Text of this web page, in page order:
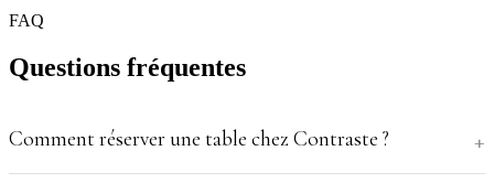
FAQ
Questions fréquentes
Comment réserver une table chez Contraste ?